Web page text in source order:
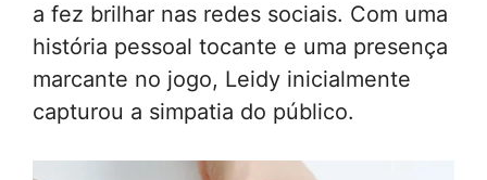
a fez brilhar nas redes sociais. Com uma
história pessoal tocante e uma presença
marcante no jogo, Leidy inicialmente
capturou a simpatia do público.